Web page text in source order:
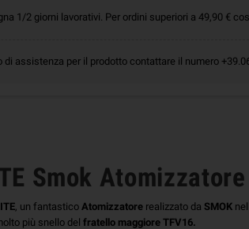
1/2 giorni lavorativi. Per ordini superiori a 49,90 €
di assistenza per il prodotto contattare il numero
Smok Atomizzatore
, un fantastico Atomizzatore realizzato da SMOK
più snello del fratello maggiore TFV16.